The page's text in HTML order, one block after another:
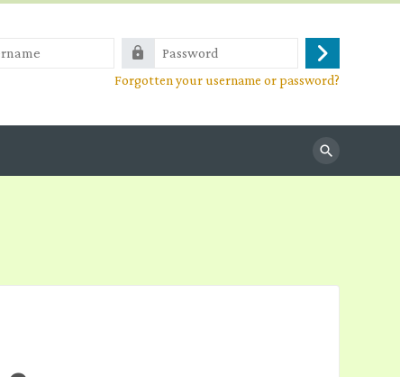
Password
Log
in
Forgotten your username or password?
Search